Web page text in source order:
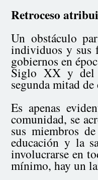
Retroceso
Un obstáculo
individuos y sus
gobiernos en
Siglo XX y del
segunda mitad
Es apenas
comunidad, se
sus miembros
educación y la
involucrarse en
mínimo, hay un